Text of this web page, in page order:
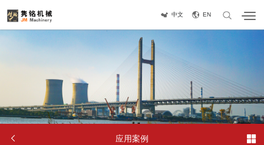
中文 EN
 应用案例 